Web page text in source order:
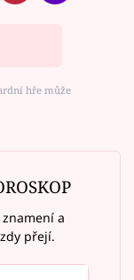
hře může
znamení a
přejí.